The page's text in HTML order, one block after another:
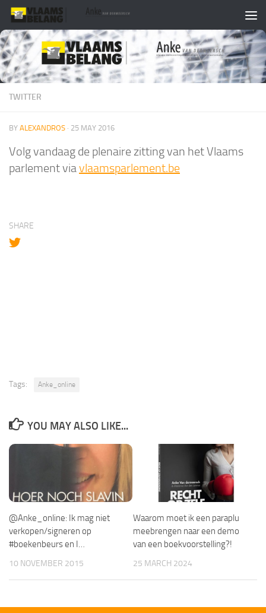
Skip to content
TWITTER
BY ALEXANDROS · 25 MAY 2016
Volg vandaag de plenaire zitting van het Vlaams
parlement viavlaamsparlement.be
SHARE
Tags: Anke_online
YOU MAY ALSO LIKE...
@Anke_online: Ik mag niet
verkopen/signeren op
#boekenbeurs en I…
10 NOVEMBER 2015
Waarom moet ik een paraplu
meebrengen naar een demo
van een boekvoorstelling?!
25 MARCH 2024